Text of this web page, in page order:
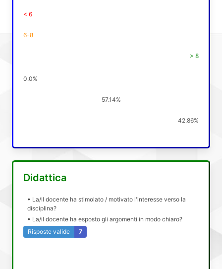
< 6
6-8
> 8
0.0%
57.14%
42.86%
Didattica
• La/Il docente ha stimolato / motivato l'interesse verso la
disciplina?
• La/il docente ha esposto gli argomenti in modo chiaro?
Risposte valide
7